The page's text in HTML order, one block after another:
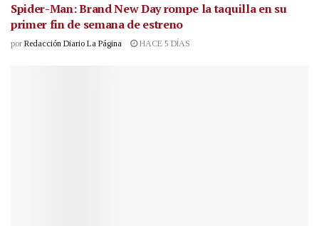
Spider-Man: Brand New Day rompe la taquilla en su
primer fin de semana de estreno
por Redacción Diario La Página HACE 5 DÍAS